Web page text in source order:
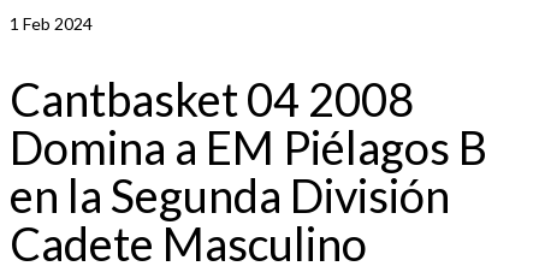
1 Feb 2024
Cantbasket 04 2008
Domina a EM Piélagos B
en la Segunda División
Cadete Masculino